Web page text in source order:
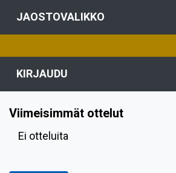
JAOSTOVALIKKO
KIRJAUDU
Viimeisimmät ottelut
Ei otteluita